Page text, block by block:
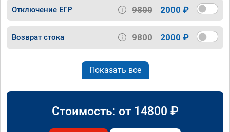
Отключение ЕГР 9800 2000 ₽
Возврат стока 9800 2000 ₽
Показать все
Стоимость: от 14800 ₽